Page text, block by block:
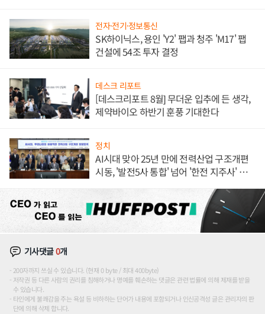
전자·전기·정보통신
SK하이닉스, 용인 'Y2' 팹과 청주 'M17' 팹
건설에 54조 투자 결정
데스크 리포트
[데스크리포트 8월] 무더운 입추에 든 생각,
제약바이오 하반기 훈풍 기대한다
정치
AI시대 맞아 25년 만에 전력산업 구조개편
시동, '발전5사 통합' 넘어 '한전 지주사' 재편
기사댓글0개
200자까지 쓰실 수 있습니다. (현재 0 byte / 최대 400byte)
저작권 등 다른 사람의 권리를 침해하거나 명예를 훼손하는 댓글은 관련 법률에 의해 제재를 받을
수 있습니다.
타인에게 불쾌감을 주는 욕설 등 비하하는 단어가 내용에 포함되거나 인신공격성 글은 관리자의 판
단에 의해 삭제 합니다.